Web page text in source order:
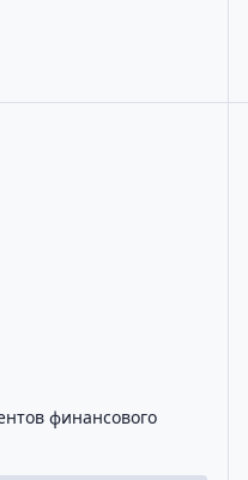
финансового